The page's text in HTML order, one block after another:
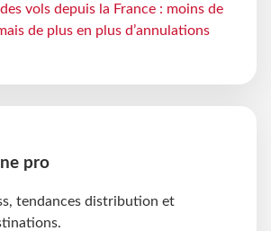
vols depuis la France : moins de
de plus en plus d’annulations
pro
tendances distribution et